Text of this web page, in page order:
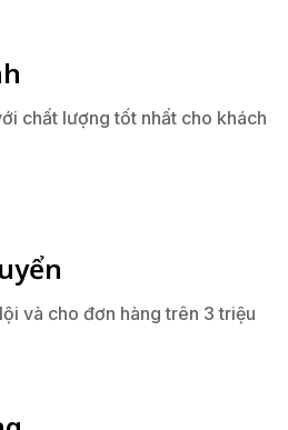
chất lượng tốt nhất cho khách
và cho đơn hàng trên 3 triệu